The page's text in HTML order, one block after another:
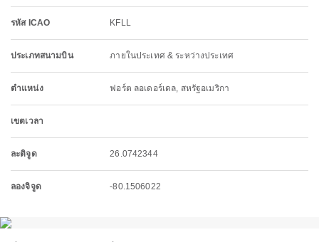
รหัส ICAO KFLL
ประเภทสนามบิน ภายในประเทศ & ระหว่างประเทศ
ตำแหน่ง ฟอร์ต ลอเดอร์เดล, สหรัฐอเมริกา
เขตเวลา
ละติจูด 26.0742344
ลองจิจูด -80.1506022